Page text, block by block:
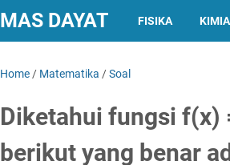
MAS DAYAT FISIKA KIMIA
Home / Matematika /Soal
Diketahui fungsi f(x)
berikut yang benar